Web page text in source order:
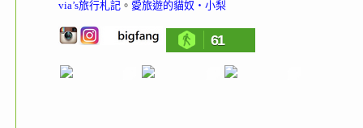
via’s旅行札記 。 愛旅遊的貓奴‧小梨
61